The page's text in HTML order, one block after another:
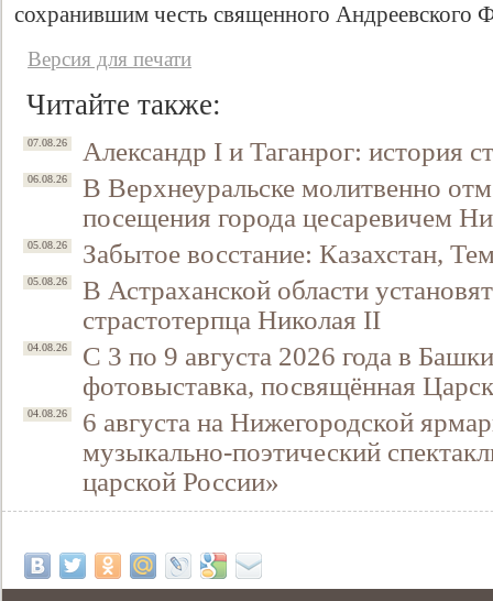
сохранившим честь священного Андреевского
Версия для печати
Читайте также:
07.08.26 Александр I и Таганрог: история
06.08.26
В Верхнеуральске молитвенно
посещения города цесаревичем
05.08.26 Забытое восстание: Казахстан,
05.08.26
В Астраханской области
страстотерпца Николая II
04.08.26
С 3 по 9 августа 2026 года в
фотовыставка, посвящённая
04.08.26
6 августа на Нижегородской
музыкально-поэтический
царской России»